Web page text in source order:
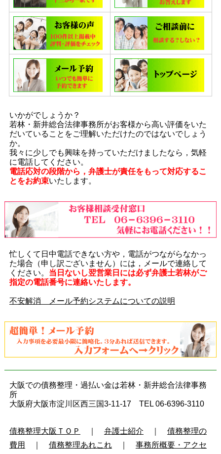
いかがでしょうか？
若林・新井総合法律事務所がお客様から高い評価をいた
だいていることをご理解いただけたのではないでしょう
か。
我々に少しでも興味を持っていただけましたなら，気軽
に電話してください。
電話応対の段階から，弁護士が責任をもって対応するこ
とをお約束いたします。
忙しくて日中電話できない方や，電話がつながらなかっ
た場合（申し訳ございません）には，メールで連絡して
ください。 当日ないし翌営業日には必ず弁護士若林がご
指定の電話番号に連絡いたします。
不安解消 メール予約システムについての説明
大阪での債務整理・過払い金は若林・新井総合法律事務
所
大阪府大阪市淀川区西三国3-11-17 TEL 06-6396-3110
債務整理大阪ＴＯＰ 弁護士紹介
債務整理の
費用
債務整理あれこれ｜ 事務所概要・アクセ